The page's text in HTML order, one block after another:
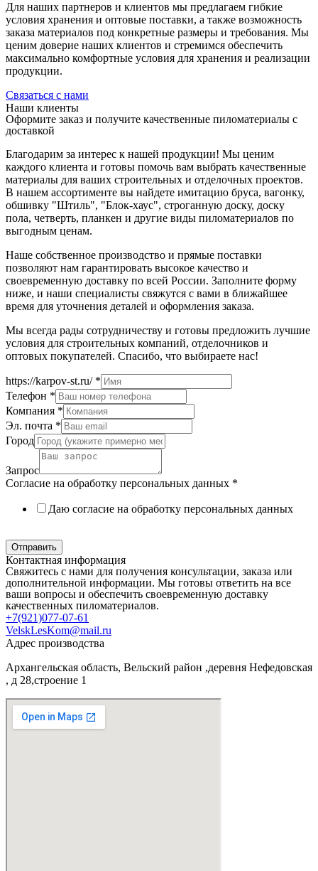
Для наших партнеров и клиентов мы предлагаем гибкие
условия хранения и оптовые поставки, а также возможность
заказа материалов под конкретные размеры и требования. Мы
ценим доверие наших клиентов и стремимся обеспечить
максимально комфортные условия для хранения и реализации
продукции.
Связаться с нами
Наши клиенты
Оформите заказ и получите качественные пиломатериалы с
доставкой
Благодарим за интерес к нашей продукции! Мы ценим
каждого клиента и готовы помочь вам выбрать качественные
материалы для ваших строительных и отделочных проектов.
В нашем ассортименте вы найдете имитацию бруса, вагонку,
обшивку "Штиль", "Блок-хаус", строганную доску, доску
пола, четверть, планкен и другие виды пиломатериалов по
выгодным ценам.
Наше собственное производство и прямые поставки
позволяют нам гарантировать высокое качество и
своевременную доставку по всей России. Заполните форму
ниже, и наши специалисты свяжутся с вами в ближайшее
время для уточнения деталей и оформления заказа.
Мы всегда рады сотрудничеству и готовы предложить лучшие
условия для строительных компаний, отделочников и
оптовых покупателей. Спасибо, что выбираете нас!
https://karpov-st.ru/ *
Телефон *
Компания *
Эл. почта *
Город
Запрос
Согласие на обработку персональных данных *
Даю согласие на обработку персональных данных
Отправить
Контактная информация
Свяжитесь с нами для получения консультации, заказа или
дополнительной информации. Мы готовы ответить на все
ваши вопросы и обеспечить своевременную доставку
качественных пиломатериалов.
+7(921)077-07-61
VelskLesKom@mail.ru
Адрес производства
Архангельская область, Вельский район ,деревня Нефедовская
, д 28,строение 1